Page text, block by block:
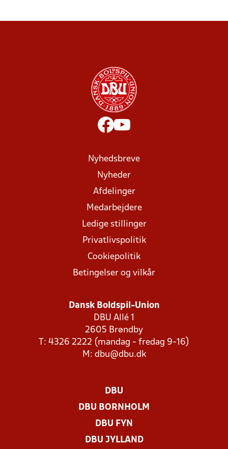
Nyhedsbreve
Nyheder
Afdelinger
Medarbejdere
Ledige stillinger
Privatlivspolitik
Cookiepolitik
Betingelser og vilkår
Dansk Boldspil-Union
DBU Allé 1
2605 Brøndby
T: 4326 2222 (mandag - fredag 9-16)
M: dbu@dbu.dk
DBU
DBU BORNHOLM
DBU FYN
DBU JYLLAND